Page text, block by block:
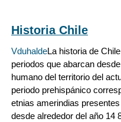
Historia Chile
VduhaldeLa historia de
periodos que abarcan
humano del territorio del
periodo prehispánico
etnias amerindias
desde alrededor del año 14